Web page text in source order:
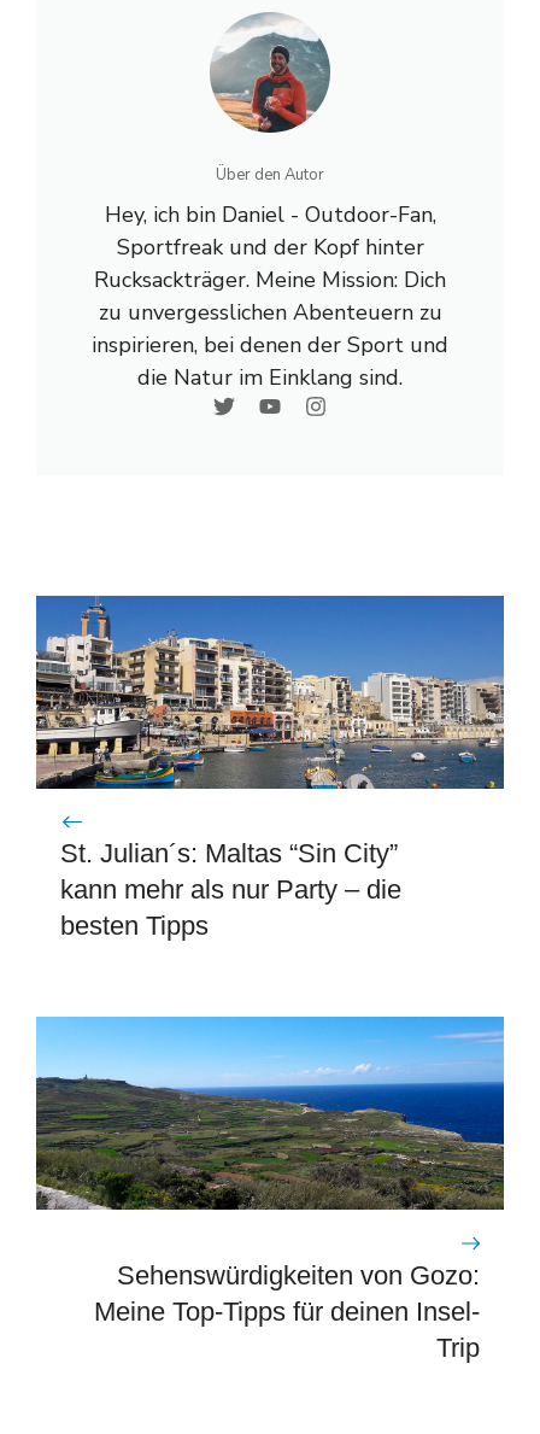
Über den Autor
Hey, ich bin Daniel - Outdoor-Fan,
Sportfreak und der Kopf hinter
Rucksackträger. Meine Mission: Dich
zu unvergesslichen Abenteuern zu
inspirieren, bei denen der Sport und
die Natur im Einklang sind.
St. Julian´s: Maltas “Sin City”
kann mehr als nur Party – die
besten Tipps
Sehenswürdigkeiten von Gozo:
Meine Top-Tipps für deinen Insel-
Trip